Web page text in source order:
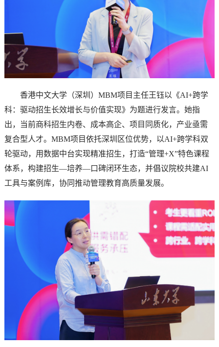
香港中文大学（深圳）MBM项目主任王钰以《AI+跨学
科：驱动招生长效增长与价值实现》为题进行发言。她指
出，当前商科招生内卷、成本高企、项目同质化，产业亟需
复合型人才。MBM项目依托深圳区位优势，以AI+跨学科双
轮驱动，用数据中台实现精准招生，打造“管理+X”特色课程
体系，构建招生—培养—口碑闭环生态，并倡议院校共建AI
工具与案例库，协同推动管理教育高质量发展。